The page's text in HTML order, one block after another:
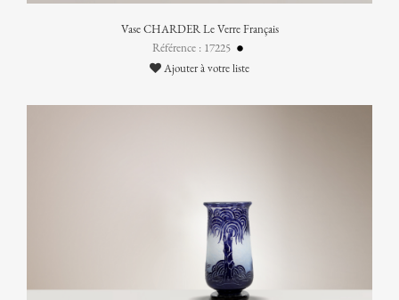
Vase CHARDER Le Verre Français
Référence : 17225
Ajouter à votre liste